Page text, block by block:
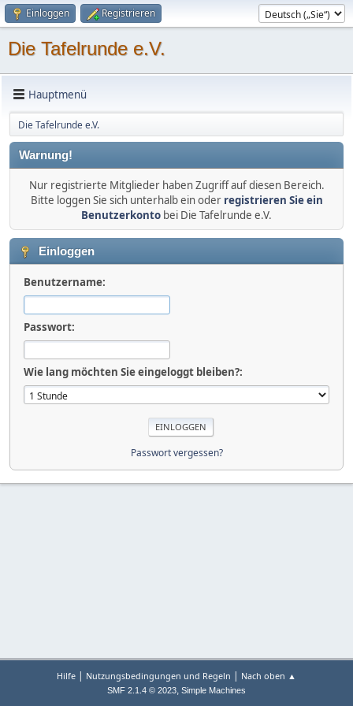
Einloggen Registrieren
Die Tafelrunde e.V.
Hauptmenü
Die Tafelrunde e.V.
Warnung!
Nur registrierte Mitglieder haben Zugriff auf diesen Bereich.
Bitte loggen Sie sich unterhalb ein oder registrieren Sie ein
Benutzerkonto bei Die Tafelrunde e.V.
Einloggen
Benutzername:
Passwort:
Wie lang möchten Sie eingeloggt bleiben?:
Passwort vergessen?
Hilfe | Nutzungsbedingungen und Regeln | Nach oben ▲
SMF 2.1.4 © 2023, Simple Machines